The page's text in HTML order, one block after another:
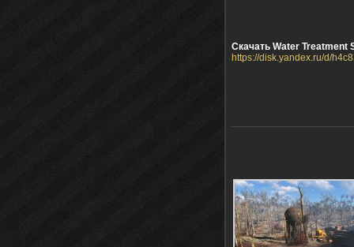
Скачать Water Treatment
https://disk.yandex.ru/d/